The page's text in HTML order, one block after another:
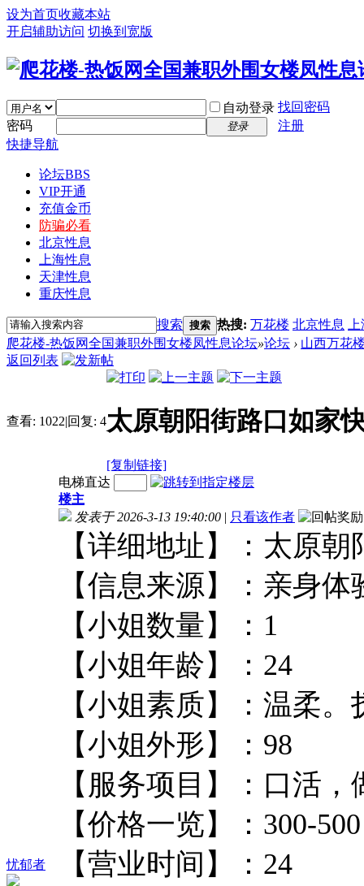
设为首页收藏本站
开启辅助访问 切换到宽版
自动登录 找回密码
密码
登录
注册
快捷导航
论坛BBS
VIP开通
充值金币
防骗必看
北京性息
上海性息
天津性息
重庆性息
搜索 搜索 热搜: 万花楼 北京性息
爬花楼-热饭网全国兼职外围女楼凤性息论坛»论坛 › 山西万花
返回列表
查看: 1022|回复: 4太原朝阳街路口如家
[复制链接]
忧郁者
电梯直达
楼主
发表于 2026-3-13 19:40:00 | 只看该作者
【详细地址】：太
【信息来源】：
【小姐数量】：
【小姐年龄】：
【小姐素质】：
【小姐外形】：
【服务项目】：
【价格一览】：
【营业时间】：